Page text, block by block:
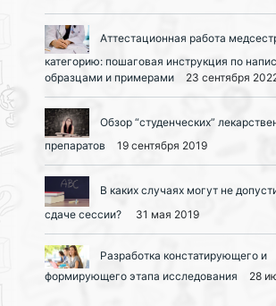
Аттестационная работа
категорию: пошаговая инструкция по
образцами и примерами
23 сентября
Обзор “студенческих”
препаратов
19 сентября 2019
В каких случаях могут не
сдаче сессии?
31 мая 2019
Разработка констатирующего и
формирующего этапа исследования
28